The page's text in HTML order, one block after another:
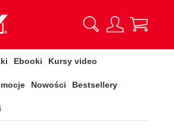
Ebooki Kursy video
Nowości Bestsellery